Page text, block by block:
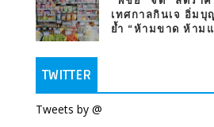
เทศกาลกินเจ อิ่มบุ
ย้ำ “ห้ามขาด ห้ามแ
TWITTER
Tweets by @